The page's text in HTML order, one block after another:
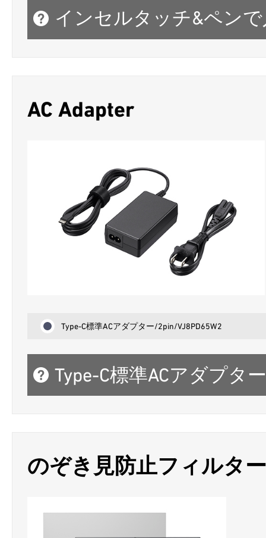
インセルタッチ&ペン
AC Adapter
Type-C標準ACアダプター/2pin/VJ8PD65W2
Type-C標準ACアダプタ
のぞき見防止フィルター